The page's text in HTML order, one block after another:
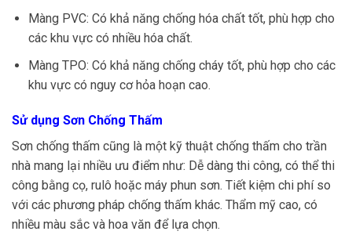
Màng PVC: Có khả năng chống hóa chất tốt, phù hợp cho
các khu vực có nhiều hóa chất.
Màng TPO: Có khả năng chống cháy tốt, phù hợp cho các
khu vực có nguy cơ hỏa hoạn cao.
Sử dụng Sơn Chống Thấm
Sơn chống thấm cũng là một kỹ thuật chống thấm cho trần
nhà mang lại nhiều ưu điểm như: Dễ dàng thi công, có thể thi
công bằng cọ, rulô hoặc máy phun sơn. Tiết kiệm chi phí so
với các phương pháp chống thấm khác. Thẩm mỹ cao, có
nhiều màu sắc và hoa văn để lựa chọn.